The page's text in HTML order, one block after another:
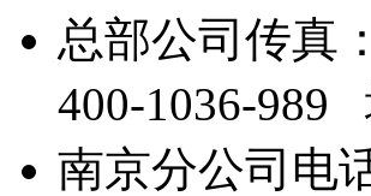
总部公司传真
400-1036-989
南京分公司电